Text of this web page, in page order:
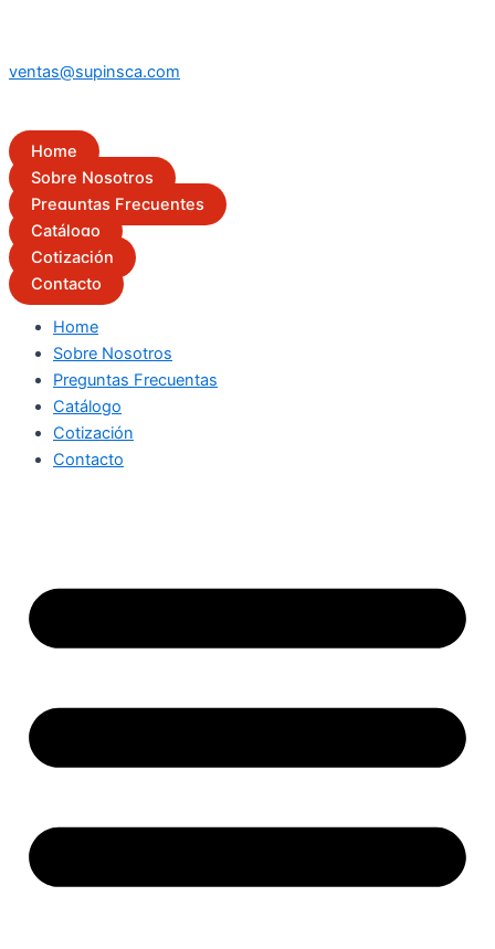
ventas@supinsca.com
Home
Sobre Nosotros
Preguntas Frecuentes
Catálogo
Cotización
Contacto
Home
Sobre Nosotros
Preguntas Frecuentas
Catálogo
Cotización
Contacto